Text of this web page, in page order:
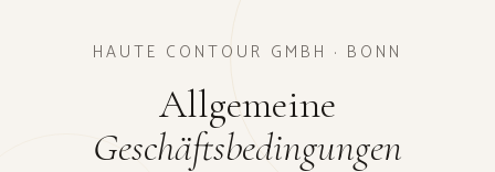
HAUTE CONTOUR GMBH · BONN
Allgemeine
Geschäftsbedingungen